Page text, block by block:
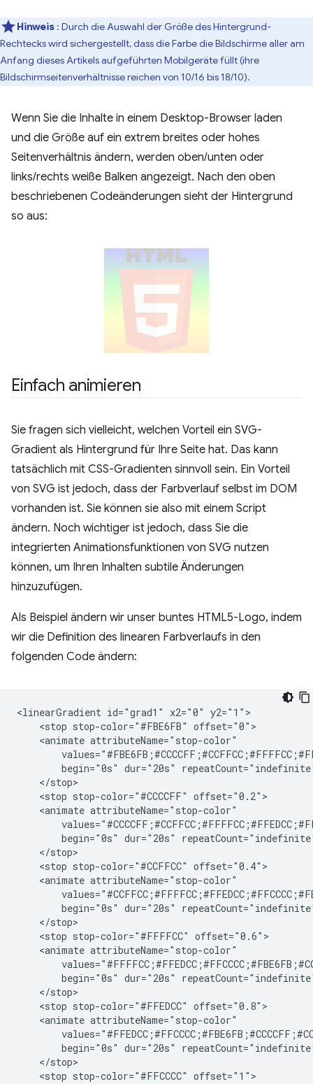
Hinweis : Durch die Auswahl der Größe des Hintergrund-
Rechtecks wird sichergestellt, dass die Farbe die Bildschirme aller am
Anfang dieses Artikels aufgeführten Mobilgeräte füllt (ihre
Bildschirmseitenverhältnisse reichen von 10/16 bis 18/10).
Wenn Sie die Inhalte in einem Desktop-Browser laden
und die Größe auf ein extrem breites oder hohes
Seitenverhältnis ändern, werden oben/unten oder
links/rechts weiße Balken angezeigt. Nach den oben
beschriebenen Codeänderungen sieht der Hintergrund
so aus:
Einfach animieren
Sie fragen sich vielleicht, welchen Vorteil ein SVG-
Gradient als Hintergrund für Ihre Seite hat. Das kann
tatsächlich mit CSS-Gradienten sinnvoll sein. Ein Vorteil
von SVG ist jedoch, dass der Farbverlauf selbst im DOM
vorhanden ist. Sie können sie also mit einem Script
ändern. Noch wichtiger ist jedoch, dass Sie die
integrierten Animationsfunktionen von SVG nutzen
können, um Ihren Inhalten subtile Änderungen
hinzuzufügen.
Als Beispiel ändern wir unser buntes HTML5-Logo, indem
wir die Definition des linearen Farbverlaufs in den
folgenden Code ändern:
<linearGradient id="grad1" x2="0" y2="1">
    <stop stop-color="#FBE6FB" offset="0">
    <animate attributeName="stop-color"
begin="0s" dur="20s"
    </stop>
    <stop stop-color="#CCCCFF" offset="0.2">
    <animate attributeName="stop-color"
begin="0s" dur="20s"
    </stop>
    <stop stop-color="#CCFFCC" offset="0.4">
    <animate attributeName="stop-color"
begin="0s" dur="20s"
    </stop>
    <stop stop-color="#FFFFCC" offset="0.6">
    <animate attributeName="stop-color"
begin="0s" dur="20s"
    </stop>
    <stop stop-color="#FFEDCC" offset="0.8">
    <animate attributeName="stop-color"
begin="0s" dur="20s"
    </stop>
    <stop stop-color="#FFCCCC" offset="1">